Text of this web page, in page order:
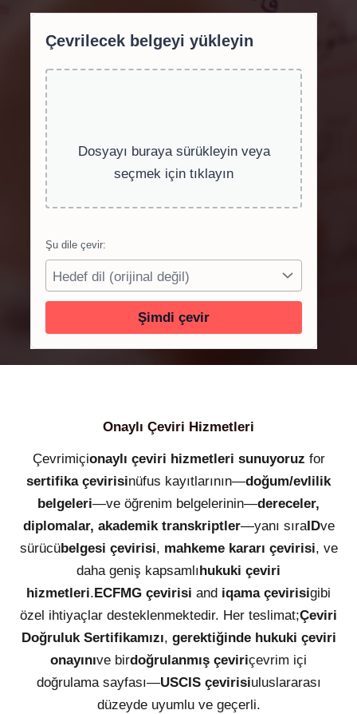
Çevrilecek belgeyi yükleyin
Dosyayı buraya sürükleyin veya
seçmek için tıklayın
Şu dile çevir:
Şimdi çevir
Onaylı Çeviri Hizmetleri
Çevrimiçionaylı çeviri hizmetleri sunuyoruz for
sertifika çevirisinüfus kayıtlarının—doğum/evlilik
belgeleri—ve öğrenim belgelerinin—dereceler,
diplomalar, akademik transkriptler—yanı sıraIDve
sürücübelgesi çevirisi, mahkeme kararı çevirisi, ve
daha geniş kapsamlıhukuki çeviri
hizmetleri.ECFMG çevirisi and iqama çevirisigibi
özel ihtiyaçlar desteklenmektedir. Her teslimat;Çeviri
Doğruluk Sertifikamızı, gerektiğinde hukuki çeviri
onayınıve birdoğrulanmış çeviriçevrim içi
doğrulama sayfası—USCIS çevirisiuluslararası
düzeyde uyumlu ve geçerli.